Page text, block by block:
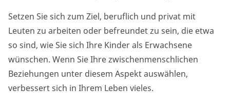
Setzen Sie sich zum Ziel, beruflich und privat mit
Leuten zu arbeiten oder befreundet zu sein, die etwa
so sind, wie Sie sich Ihre Kinder als Erwachsene
wünschen. Wenn Sie Ihre zwischenmenschlichen
Beziehungen unter diesem Aspekt auswählen,
verbessert sich in Ihrem Leben vieles.